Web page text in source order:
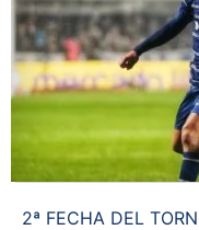
2ª FECHA DEL